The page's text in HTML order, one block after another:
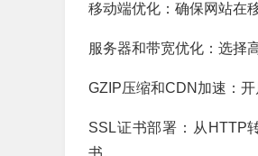
移动端优化：确保网站在
服务器和带宽优化：选择
GZIP压缩和CDN加速：
SSL证书部署：从HTTP
书。